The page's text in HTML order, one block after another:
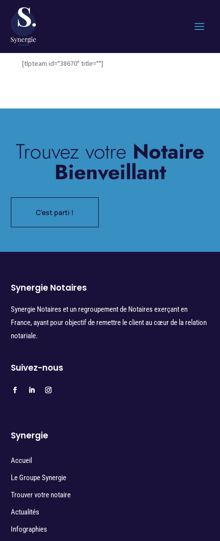
[tlpteam id="38670" title=""]
Trouvez votre Notaire
Bienveillant
C'est parti !
Synergie Notaires
Synergie Notaires et un regroupement de Notaires exerçant en
France, ayant pour objectif de remettre le client au cœur de la relation
notariale.
Suivez-nous
Synergie
Accueil
Le Groupe Synergie
Trouver votre notaire
Actualités
Infographies